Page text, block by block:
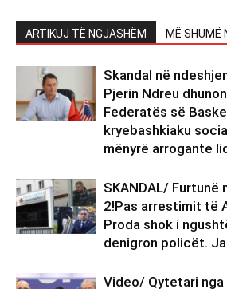
ARTIKUJ TË NGJASHËM MË SHUMË
Skandal në
Pjerin Ndreu
Federatës së
kryebashkiaku
mënyrë arrogante
SKANDAL/ Furtunë
2!Pas arrestimit të
Proda shok i
denigron policët.
Video/ Qytetari nga